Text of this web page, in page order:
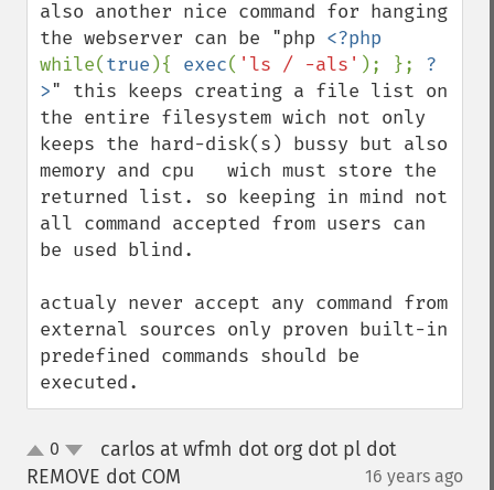
also another nice command for hanging
the webserver can be "php
while(true ){ exec( 'ls / -als' ); }; ?
>" this keeps creating a file list on
the entire filesystem wich not only
keeps the hard-disk(s) bussy but also
memory and cpu   wich must store the
returned list. so keeping in mind not
all command accepted from users can
be used blind.
actualy never accept any command from
external sources only proven built-in
predefined commands should be
executed.
up
down
0
carlos at wfmh dot org dot pl dot
REMOVE dot COM
16 years ago